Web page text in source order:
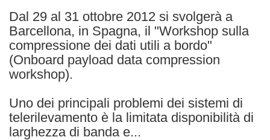
Dal 29 al 31 ottobre 2012 si svolgerà a
Barcellona, in Spagna, il "Workshop sulla
compressione dei dati utili a bordo"
(Onboard payload data compression
workshop).
Uno dei principali problemi dei sistemi di
telerilevamento è la limitata disponibilità di
larghezza di banda e...